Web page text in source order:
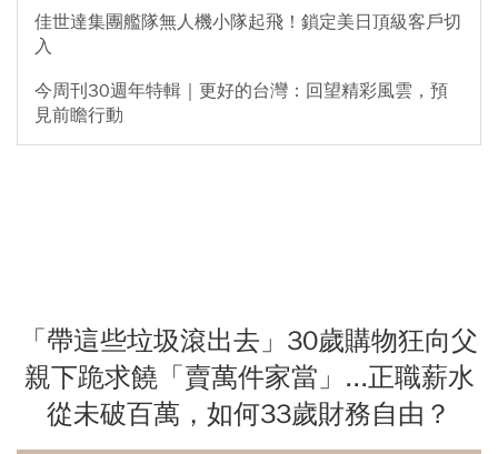
佳世達集團艦隊無人機小隊起飛！鎖定美日頂級客戶切
入
今周刊30週年特輯｜更好的台灣：回望精彩風雲，預
見前瞻行動
「帶這些垃圾滾出去」30歲購物狂向父
親下跪求饒「賣萬件家當」...正職薪水
從未破百萬，如何33歲財務自由？